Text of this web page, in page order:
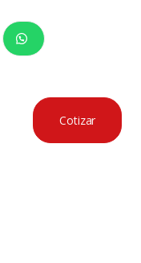
Cotizar